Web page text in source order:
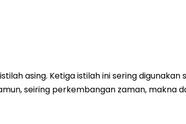
asing. Ketiga istilah ini sering
seiring perkembangan zaman, makna